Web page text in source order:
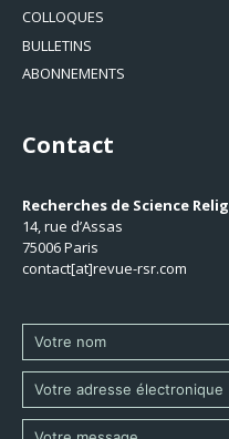
COLLOQUES
BULLETINS
ABONNEMENTS
Contact
Recherches de Science
14, rue d’Assas
75006 Paris
contact[at]revue-rsr.com